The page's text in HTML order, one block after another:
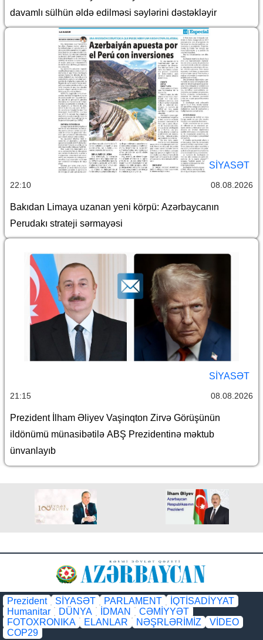
davamlı sülhün əldə edilməsi səylərini dəstəkləyir
SİYASƏT
22:10 08.08.2026
Bakıdan Limaya uzanan yeni körpü: Azərbaycanın
Perudakı strateji sərmayəsi
SİYASƏT
21:15 08.08.2026
Prezident İlham Əliyev Vaşinqton Zirvə Görüşünün
ildönümü münasibətilə ABŞ Prezidentinə məktub
ünvanlayıb
Prezident SİYASƏT PARLAMENT
İQTİSADİYYAT
Humanitar
DÜNYA İDMAN
CƏMİYYƏT
FOTOXRONIKA
ELANLAR NƏŞRLƏRİMİZ
VİDEO
COP29